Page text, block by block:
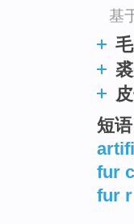
基
短语
fur
fur